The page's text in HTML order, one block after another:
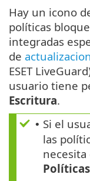
Hay un icono
políticas
integradas
de
ESET
usuario tiene
Escritura.
• Si el
las
Políticas